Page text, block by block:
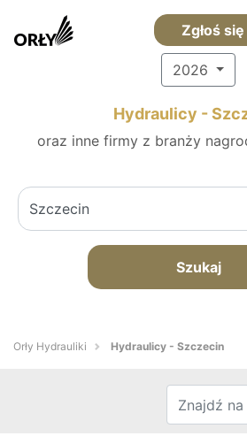
Zgłoś się
2026
Hydraulicy -
oraz inne firmy z branży
Szukaj
Orły Hydrauliki Hydraulicy - Szczecin